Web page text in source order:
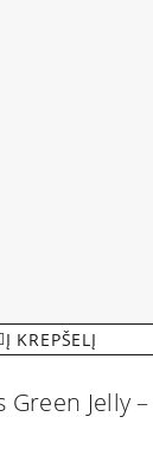
Į KREPŠELĮ
Jelly